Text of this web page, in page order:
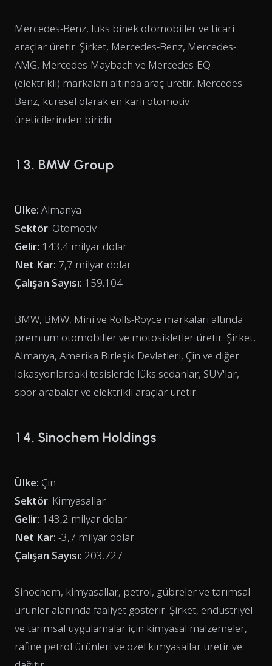
Mercedes-Benz, lüks binek otomobiller ve ticari
araçlar üretir. Şirket, Mercedes-Benz, Mercedes-
AMG, Mercedes-Maybach ve Mercedes-EQ
(elektrikli) markaları altında araç üretir. Mercedes-
Benz, küresel olarak en karlı otomotiv
üreticilerinden biridir.
13. BMW Group
Ülke: Almanya
Sektör: Otomotiv
Gelir: 143,4 milyar dolar
Net Kar: 7,7 milyar dolar
Çalışan Sayısı: 159.104
BMW, BMW, Mini ve Rolls-Royce markaları altında
premium otomobiller ve motosikletler üretir. Şirket,
Almanya, Amerika Birleşik Devletleri, Çin ve diğer
lokasyonlardaki tesislerde lüks sedanlar, SUV'lar,
spor arabalar ve elektrikli araçlar üretir.
14. Sinochem Holdings
Ülke: Çin
Sektör: Kimyasallar
Gelir: 143,2 milyar dolar
Net Kar: -3,7 milyar dolar
Çalışan Sayısı: 203.727
Sinochem, kimyasallar, petrol, gübreler ve tarımsal
ürünler alanında faaliyet gösterir. Şirket, endüstriyel
ve tarımsal uygulamalar için kimyasal malzemeler,
rafine petrol ürünleri ve özel kimyasallar üretir ve